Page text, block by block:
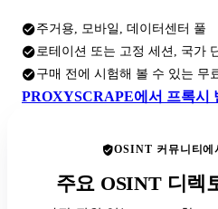
주거용, 모바일, 데이터센터 풀
로테이션 또는 고정 세션, 국가
구매 전에 시험해 볼 수 있는 무
PROXYSCRAPE에서 프록시
OSINT 커뮤니티에
주요 OSINT 디렉